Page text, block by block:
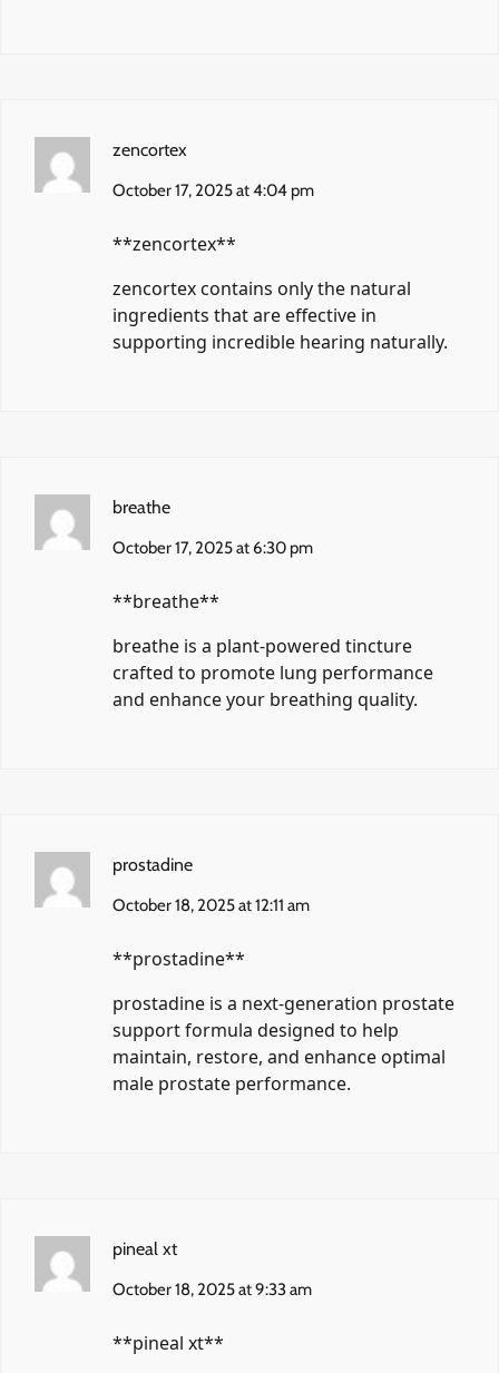
zencortex
October 17, 2025 at 4:04 pm
** zencortex**
zencortexcontains only the natural
ingredients that are effective in
supporting incredible hearing naturally.
breathe
October 17, 2025 at 6:30 pm
** breathe**
breathe is a plant-powered tincture
crafted to promote lung performance
and enhance your breathing quality.
prostadine
October 18, 2025 at 12:11 am
**prostadine**
prostadine is a next-generation prostate
support formula designed to help
maintain, restore, and enhance optimal
male prostate performance.
pineal xt
October 18, 2025 at 9:33 am
**pineal xt**